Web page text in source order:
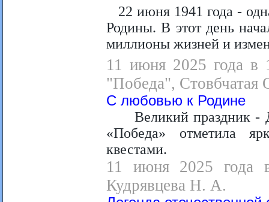
22 июня 1941 года -
Родины. В этот день
миллионы жизней и
11 июня 2025 года в
"Победа", Стовбчатая
С любовью к Родине
Великий праздник -
«Победа» отметила
квестами.
11 июня 2025 года
Кудрявцева Н. А.